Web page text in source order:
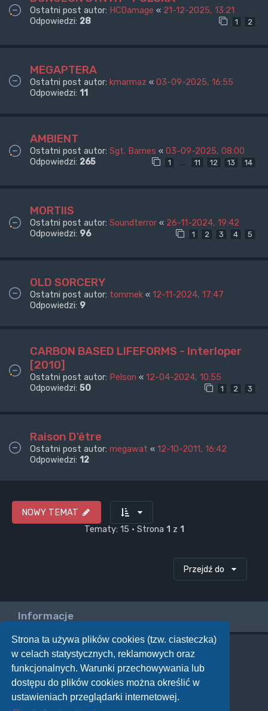
Strona ta używa plików cookies (tzw. ciasteczka)
w celach statystycznych, reklamowych oraz
funkcjonalnych. Warunki przechowywania lub
dostępu do plików cookies można określić w
ustawieniach przeglądarki internetowej.
Ostatni post autor: HCDamage « 21-12-2025, 13:21
Odpowiedzi: 28 1 2
MEGAPTERA
Ostatni post autor: kmarmaz « 03-09-2025, 16:55
Odpowiedzi: 11
AMBIENT
Ostatni post autor: Sgt. Barnes « 03-09-2025, 08:00
Odpowiedzi: 265 1 … 11 12 13 14
MORTIIS
Ostatni post autor: Soundterror « 26-11-2024, 19:42
Odpowiedzi: 96 1 2 3 4 5
OLD SORCERY
Ostatni post autor: tommek « 12-11-2024, 17:47
Odpowiedzi: 9
CARBON BASED LIFEFORMS - Interloper
[2010]
Ostatni post autor: Pelson « 12-04-2024, 10:55
Odpowiedzi: 50 1 2 3
Raison D'être
Ostatni post autor: megawat « 12-10-2011, 16:42
Odpowiedzi: 12
NOWY TEMAT
Tematy: 15 • Strona 1 z 1
Przejdź do
Informacje
Twoje uprawnienia na tym forum
Nie możesztworzyć nowych tematów
Nie możeszodpowiadać w tematach
Nie możesz zmieniać swoich postów
Nie możesz
usuwać swoich postów